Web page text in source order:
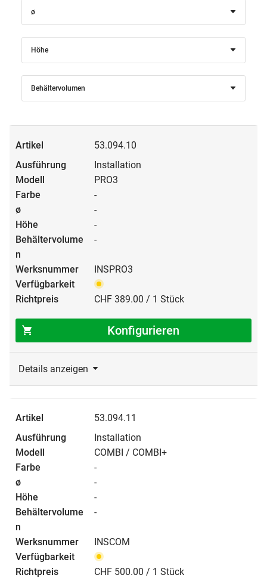
ø
Höhe
Behältervolumen
53.094.10
Installation
PRO3
-
-
-
-
INSPRO3
CHF 389.00 / 1 Stück
Konfigurieren
Details anzeigen
53.094.11
Installation
COMBI / COMBI+
-
-
-
-
INSCOM
CHF 500.00 / 1 Stück